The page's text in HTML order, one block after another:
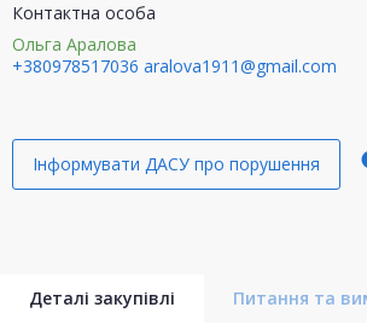
Контактна особа
Ольга Аралова
+380978517036 aralova1911@gmail.com
Інформувати ДАСУ про порушення
Деталі закупівлі Питання та